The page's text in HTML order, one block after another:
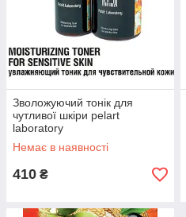
Зволожуючий тонік для
чутливої шкіри pelart
laboratory
Немає в наявності
410 ₴